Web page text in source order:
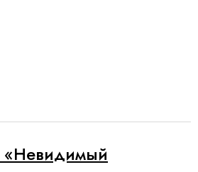
«Невидимый